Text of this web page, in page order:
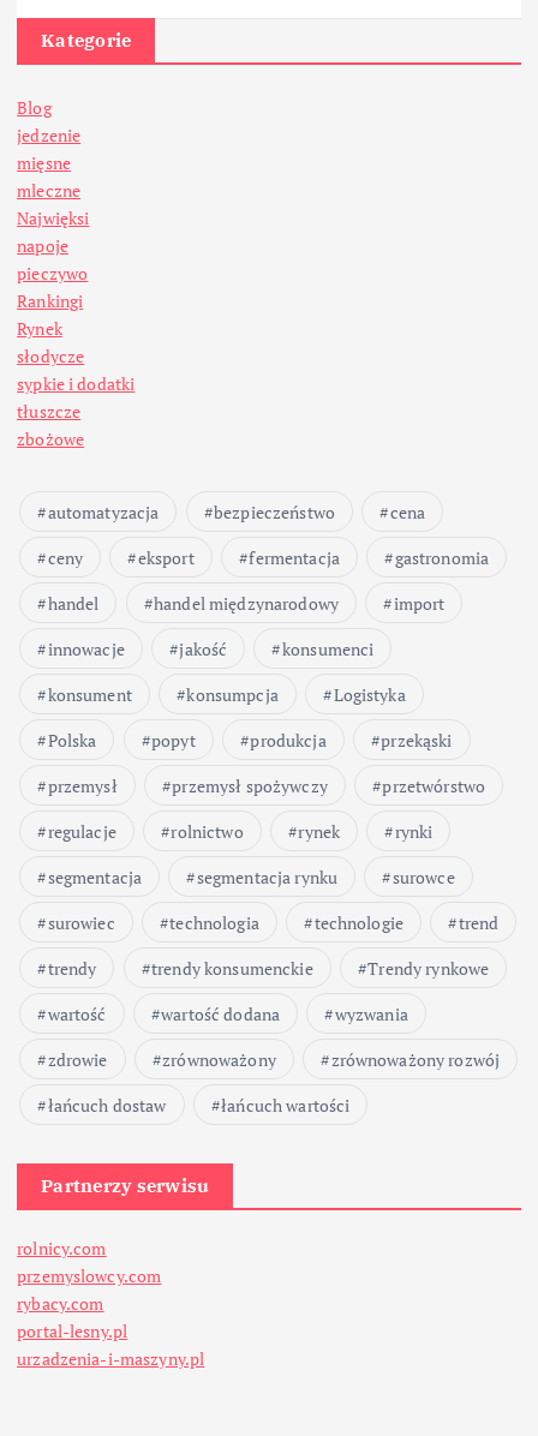
Kategorie
Blog
jedzenie
mięsne
mleczne
Najwięksi
napoje
pieczywo
Rankingi
Rynek
słodycze
sypkie i dodatki
tłuszcze
zbożowe
automatyzacja bezpieczeństwo
cena
ceny
eksport fermentacja
gastronomia
handel
handel międzynarodowy
import
innowacje
jakość
konsumenci
konsument
konsumpcja
Logistyka
Polska
popyt produkcja
przekąski
przemysł
przemysł spożywczy
przetwórstwo
regulacje
rolnictwo rynek
rynki
segmentacja
segmentacja rynku
surowce
surowiec
technologia technologie
trend
trendy
trendy konsumenckie
Trendy rynkowe
wartość
wartość dodana
wyzwania
zdrowie
zrównoważony
zrównoważony rozwój
łańcuch dostaw
łańcuch wartości
Partnerzy serwisu
rolnicy.com
przemyslowcy.com
rybacy.com
portal-lesny.pl
urzadzenia-i-maszyny.pl